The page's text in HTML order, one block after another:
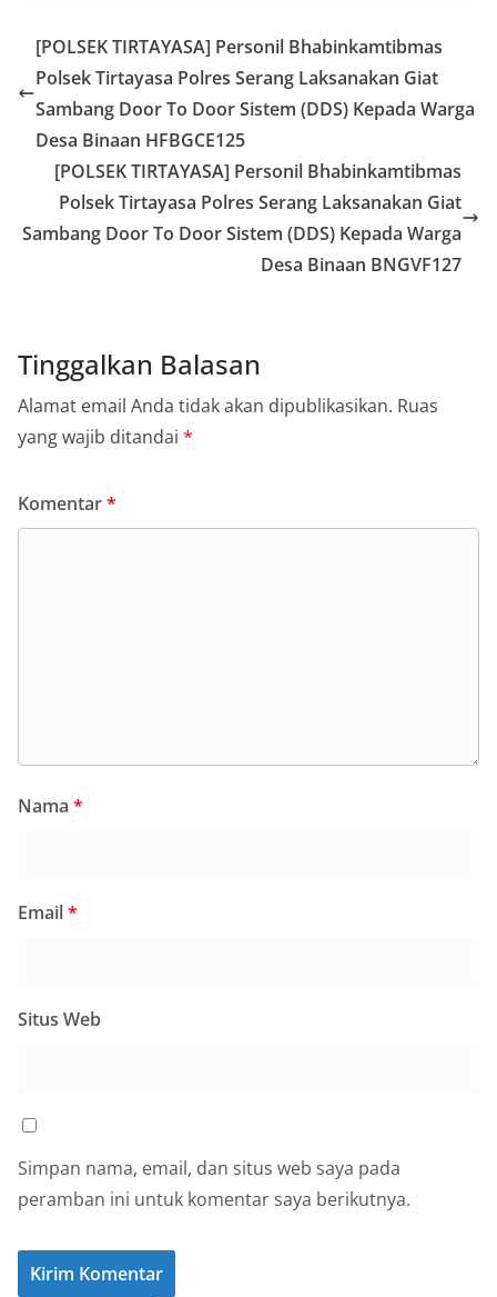
[POLSEK TIRTAYASA] Personil Bhabinkamtibmas
Polsek Tirtayasa Polres Serang Laksanakan Giat
Sambang Door To Door Sistem (DDS) Kepada Warga
Desa Binaan HFBGCE125
[POLSEK TIRTAYASA] Personil Bhabinkamtibmas
Polsek Tirtayasa Polres Serang Laksanakan Giat
Sambang Door To Door Sistem (DDS) Kepada Warga
Desa Binaan BNGVF127
Tinggalkan Balasan
Alamat email Anda tidak akan dipublikasikan. Ruas
yang wajib ditandai *
Komentar*
Nama *
Email*
Situs Web
Simpan nama, email, dan situs web saya pada
peramban ini untuk komentar saya berikutnya.